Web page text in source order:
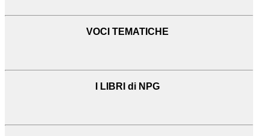
VOCI TEMATICHE
I LIBRI di NPG